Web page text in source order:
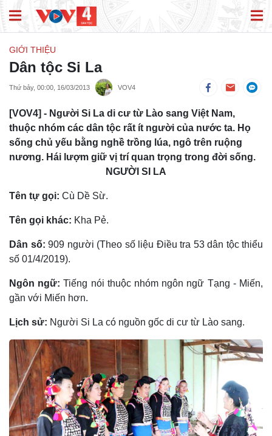
GIỚI THIỆU
Dân tộc Si La
Thứ bảy, 00:00, 16/03/2013 VOV4
[VOV4] - Người Si La di cư từ Lào sang Việt Nam,
thuộc nhóm các dân tộc rất ít người của nước ta. Họ
sống chủ yếu bằng nghề trồng lúa, ngô trên ruộng
nương. Hái lượm giữ vị trí quan trọng trong đời sống.
NGƯỜI SI LA
Tên tự gọi: Cù Dề Sừ.
Tên gọi khác: Kha Pẻ.
Dân số: 909 người (Theo số liệu Điều tra 53 dân tộc thiểu
số 01/4/2019).
Ngôn ngữ:Tiếng nói thuộc nhóm ngôn ngữ Tạng - Miến,
gần với Miến hơn.
Lịch sử: Người Si La có nguồn gốc di cư từ Lào sang.